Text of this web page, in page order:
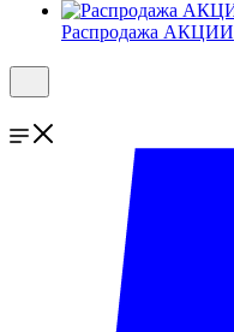
Распродажа АКЦИИ